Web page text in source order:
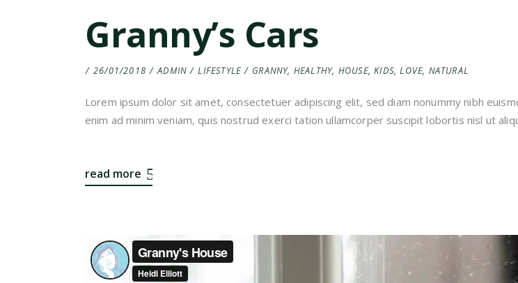
Granny’s Cars
26/01/2018 ADMIN LIFESTYLE GRANNY, HEALTHY, HOUSE,KIDS,LOVE, NATURAL
Lorem ipsum dolor sit amet, consectetuer adipiscing elit, sed diam nonummy nibh
enim ad minim veniam, quis nostrud exerci tation ullamcorper suscipit lobortis nisl ut
read more